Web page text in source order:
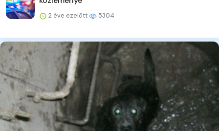
2 éve ezelőtt 5304